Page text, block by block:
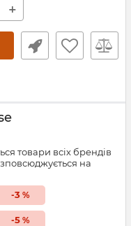
+
товари всіх брендів
на
-3 %
-5 %